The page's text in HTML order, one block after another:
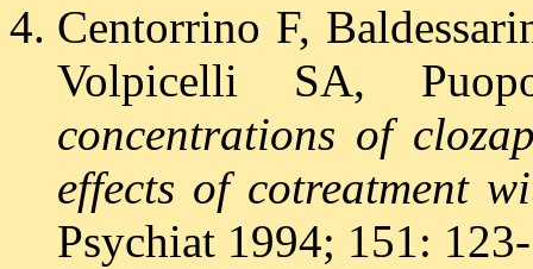
Centorrino F,
Volpicelli SA,
concentrations of
effects of cotreatment
Psychiat 1994; 151: